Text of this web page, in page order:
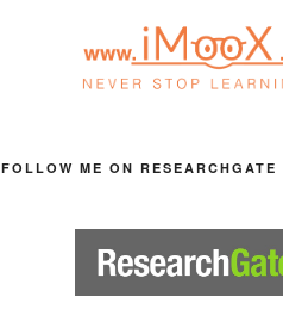
FOLLOW ME ON RESEARCHGATE